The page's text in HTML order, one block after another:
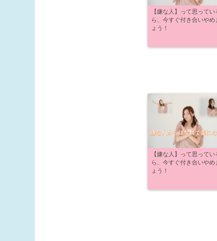
【嫌な人】って思ってい
ら、今すぐ付き合いやめ
ょう！
【嫌な人】って思ってい
ら、今すぐ付き合いやめ
ょう！